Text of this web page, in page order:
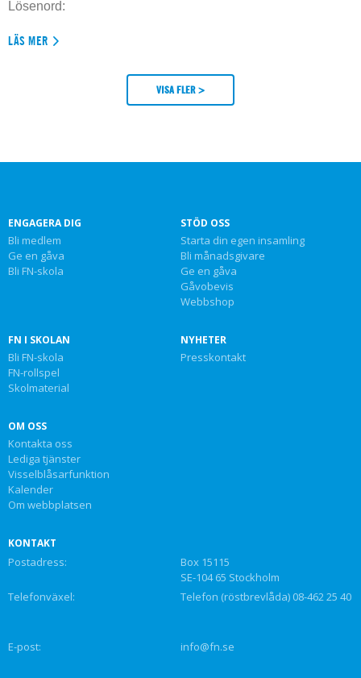
Lösenord:
LÄS MER
VISA FLER >
ENGAGERA DIG
Bli medlem
Ge en gåva
Bli FN-skola
STÖD OSS
Starta din egen insamling
Bli månadsgivare
Ge en gåva
Gåvobevis
Webbshop
FN I SKOLAN
Bli FN-skola
FN-rollspel
Skolmaterial
NYHETER
Presskontakt
OM OSS
Kontakta oss
Lediga tjänster
Visselblåsarfunktion
Kalender
Om webbplatsen
KONTAKT
Postadress:
Box 15115
SE-104 65 Stockholm
Telefonväxel:
Telefon (röstbrevlåda) 08-462 25 40
E-post: info@fn.se